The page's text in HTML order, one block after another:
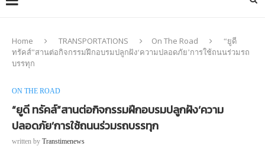
Home TRANSPORTATIONS On The Road
“ยูดี
ทรัคส์”สานต่อกิจกรรมฝึกอบรมปลูกฝัง‘ความปลอดภัย’การใช้ถนนร่วมรถ
บรรทุก
ON THE ROAD
“ยูดี ทรัคส์”สานต่อกิจกรรมฝึกอบรมปลูกฝัง‘ความ
ปลอดภัย’การใช้ถนนร่วมรถบรรทุก
written by Transtimenews